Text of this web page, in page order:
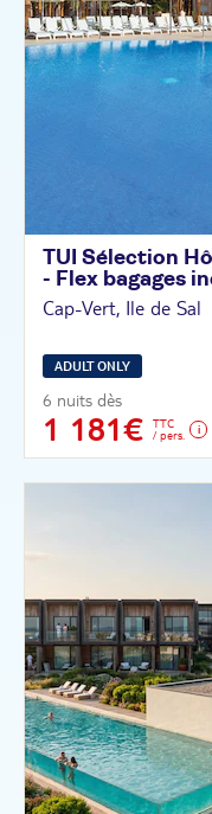
TUI Sélection
- Flex bagages
Cap-Vert, Ile de Sal
ADULT ONLY
6 nuits dès
1 181€
TTC
/ pers.